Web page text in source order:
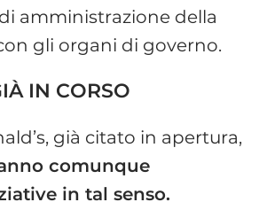
amministrazione della
gli organi di governo.
IN CORSO
già citato in apertura,
comunque
in tal senso.